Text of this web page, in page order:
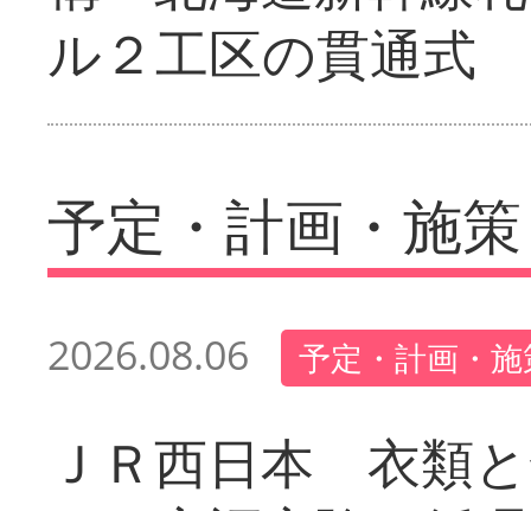
ル２工区の貫通式
予定・計画・施策
2026.08.06 予定・計画・
ＪＲ西日本 衣類